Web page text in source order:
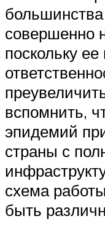
совершенно
поскольку
вспомнить,
эпидемий
страны с
схема
быть